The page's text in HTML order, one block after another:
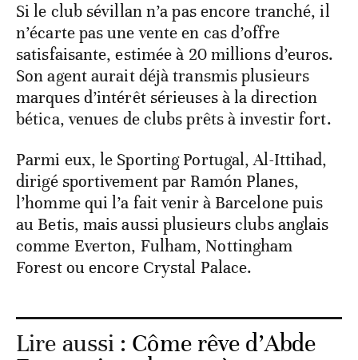
Si le club sévillan n’a pas encore tranché, il
n’écarte pas une vente en cas d’offre
satisfaisante, estimée à 20 millions d’euros.
Son agent aurait déjà transmis plusieurs
marques d’intérêt sérieuses à la direction
bética, venues de clubs prêts à investir fort.
Parmi eux, le Sporting Portugal, Al-Ittihad,
dirigé sportivement par Ramón Planes,
l’homme qui l’a fait venir à Barcelone puis
au Betis, mais aussi plusieurs clubs anglais
comme Everton, Fulham, Nottingham
Forest ou encore Crystal Palace.
Lire aussi : Côme rêve d’Abde